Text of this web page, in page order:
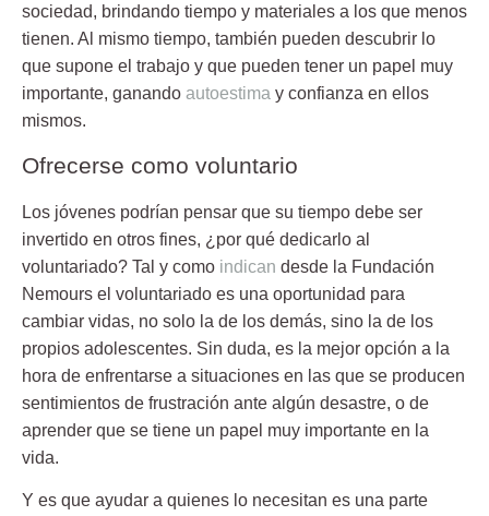
sociedad, brindando tiempo y materiales a los que menos
tienen. Al mismo tiempo, también pueden descubrir lo
que supone el trabajo y que pueden tener un papel muy
importante, ganando autoestima y confianza en ellos
mismos.
Ofrecerse como voluntario
Los jóvenes podrían pensar que su tiempo debe ser
invertido en otros fines, ¿por qué dedicarlo al
voluntariado? Tal y como indican desde la Fundación
Nemours el voluntariado es una oportunidad para
cambiar vidas, no solo la de los demás, sino la de los
propios adolescentes. Sin duda, es la mejor opción a la
hora de enfrentarse a situaciones en las que se producen
sentimientos de frustración ante algún desastre, o de
aprender que se tiene un papel muy importante en la
vida.
Y es que ayudar a quienes lo necesitan es una parte